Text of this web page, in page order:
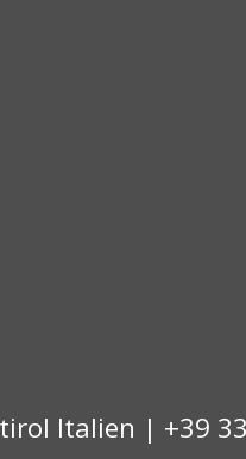
Italien | +39